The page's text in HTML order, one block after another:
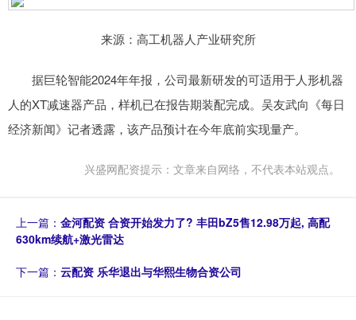
来源：高工机器人产业研究所
据巨轮智能2024年年报，公司最新研发的可适用于人形机器
人的XT减速器产品，样机已在报告期装配完成。吴友武向《每日
经济新闻》记者透露，该产品预计在今年底前实现量产。
兴盛网配资提示：文章来自网络，不代表本站观点。
上一篇： 金河配资 合资开始发力了? 丰田bZ5售12.98万起, 高配
630km续航+激光雷达
下一篇： 云配资 乐华退出与华熙生物合资公司